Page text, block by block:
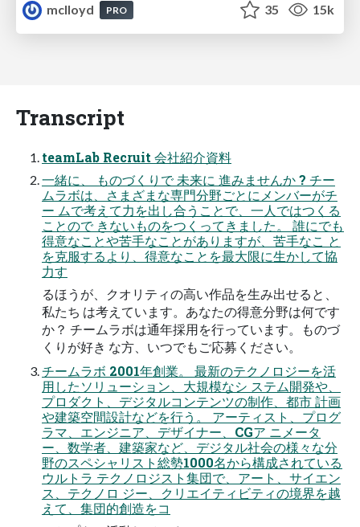
mclloyd
PRO 35 15k
Transcript
teamLab Recruit 会社紹介資料
一緒に、 ものづくりで 未来に 進みませんか ? チー
ムラボは、さまざまな専門分野ごとにメンバーがチ
ー ムで考えて力を出し合うことで、一人ではつくる
ことので きないものをつくってきました。 誰にでも
得意なことや苦手なことがありますが、苦手なこ と
を克服するより、得意なことを最大限に生かして協
力す
るほうが、クオリティの高い作品を生み出せると、
私たち は考えています。あなたの得意分野は何です
か？ チームラボは通年採用を行っています。ものづ
くりが好き な方、いつでもご応募ください。
チームラボ 2001年創業。 最新のテクノロジーを活
用したソリューション、大規模なシ ステム開発や、
プロダクト、デジタルコンテンツの制作、都市 計画
や建築空間設計などを行う。 アーティスト、プログ
ラマ、エンジニア、デザイナー、CGア ニメータ
ー、数学者、建築家など、デジタル社会の様々な分
野のスペシャリスト総勢1000名から構成されている
ウルトラ テクノロジスト集団で、アート、サイエン
ス、テクノロ ジー、クリエイティビティの境界を越
えて、集団的創造をコ